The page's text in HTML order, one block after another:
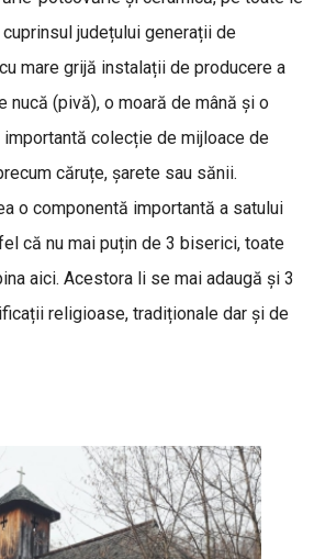
județului generații de
mare grijă instalații de producere a
nucă (pivă), o moară de mână și o
importantă colecție de mijloace de
căruțe, șarete sau sănii.
o componentă importantă a satului
că nu mai puțin de 3 biserici, toate
aici. Acestora li se mai adaugă și 3
religioase, tradiționale dar și de